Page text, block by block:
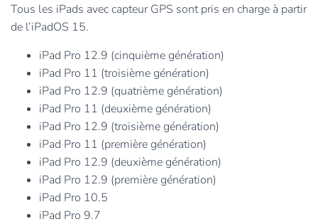
Tous les iPads avec capteur GPS sont pris en charge à partir
de l’iPadOS 15.
iPad Pro 12.9 (cinquième génération)
iPad Pro 11 (troisième génération)
iPad Pro 12.9 (quatrième génération)
iPad Pro 11 (deuxième génération)
iPad Pro 12.9 (troisième génération)
iPad Pro 11 (première génération)
iPad Pro 12.9 (deuxième génération)
iPad Pro 12.9 (première génération)
iPad Pro 10.5
iPad Pro 9.7